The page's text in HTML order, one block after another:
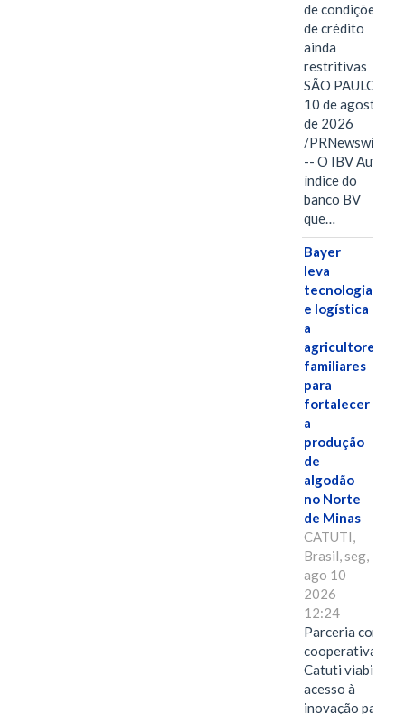
de condições
de crédito
ainda
restritivas
SÃO PAULO,
10 de agosto
de 2026
/PRNewswire/
-- O IBV Auto,
índice do
banco BV
que…
Bayer
leva
tecnologia
e logística
a
agricultores
familiares
para
fortalecer
a
produção
de
algodão
no Norte
de Minas
CATUTI,
Brasil, seg,
ago 10
2026
12:24
Parceria com
cooperativa de
Catuti viabiliza
acesso à
inovação para